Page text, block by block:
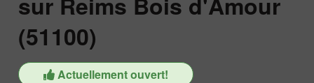
(51100)
Actuellement ouvert!